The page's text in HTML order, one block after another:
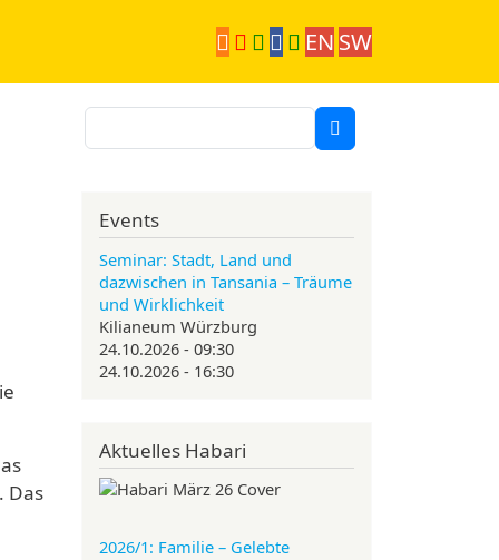
EN SW
Das
Events
Seminar: Stadt, Land und
dazwischen in Tansania – Träume
und Wirklichkeit
Kilianeum Würzburg
24.10.2026 - 09:30
24.10.2026 - 16:30
Aktuelles Habari
2026/1: Familie – Gelebte